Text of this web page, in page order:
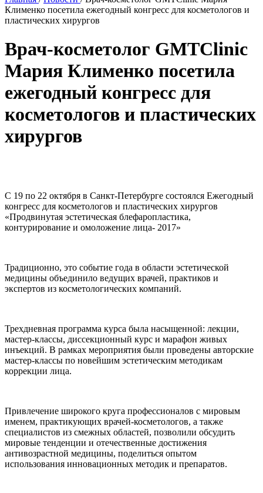
Клименко посетила ежегодный конгресс для косметологов и
пластических хирургов
Врач-косметолог GMTClinic
Мария Клименко посетила
ежегодный конгресс для
косметологов и пластических
хирургов
C 19 по 22 октября в Санкт-Петербурге состоялся Ежегодный
конгресс для косметологов и пластических хирургов
«Продвинутая эстетическая блефаропластика,
контурирование и омоложение лица- 2017»
Традиционно, это событие года в области эстетической
медицины объединило ведущих врачей, практиков и
экспертов из косметологических компаний.
Трехдневная программа курса была насыщенной: лекции,
мастер-классы, диссекционный курс и марафон живых
инъекций. В рамках мероприятия были проведены авторские
мастер-классы по новейшим эстетическим методикам
коррекции лица.
Привлечение широкого круга профессионалов с мировым
именем, практикующих врачей-косметологов, а также
специалистов из смежных областей, позволили обсудить
мировые тенденции и отечественные достижения
антивозрастной медицины, поделиться опытом
использования инновационных методик и препаратов.